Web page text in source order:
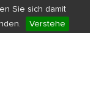
Sie sich damit
Verstehe